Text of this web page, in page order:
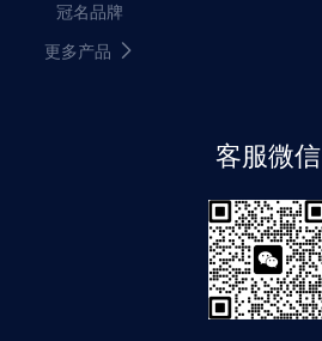
冠名品牌
更多产品
客服微信